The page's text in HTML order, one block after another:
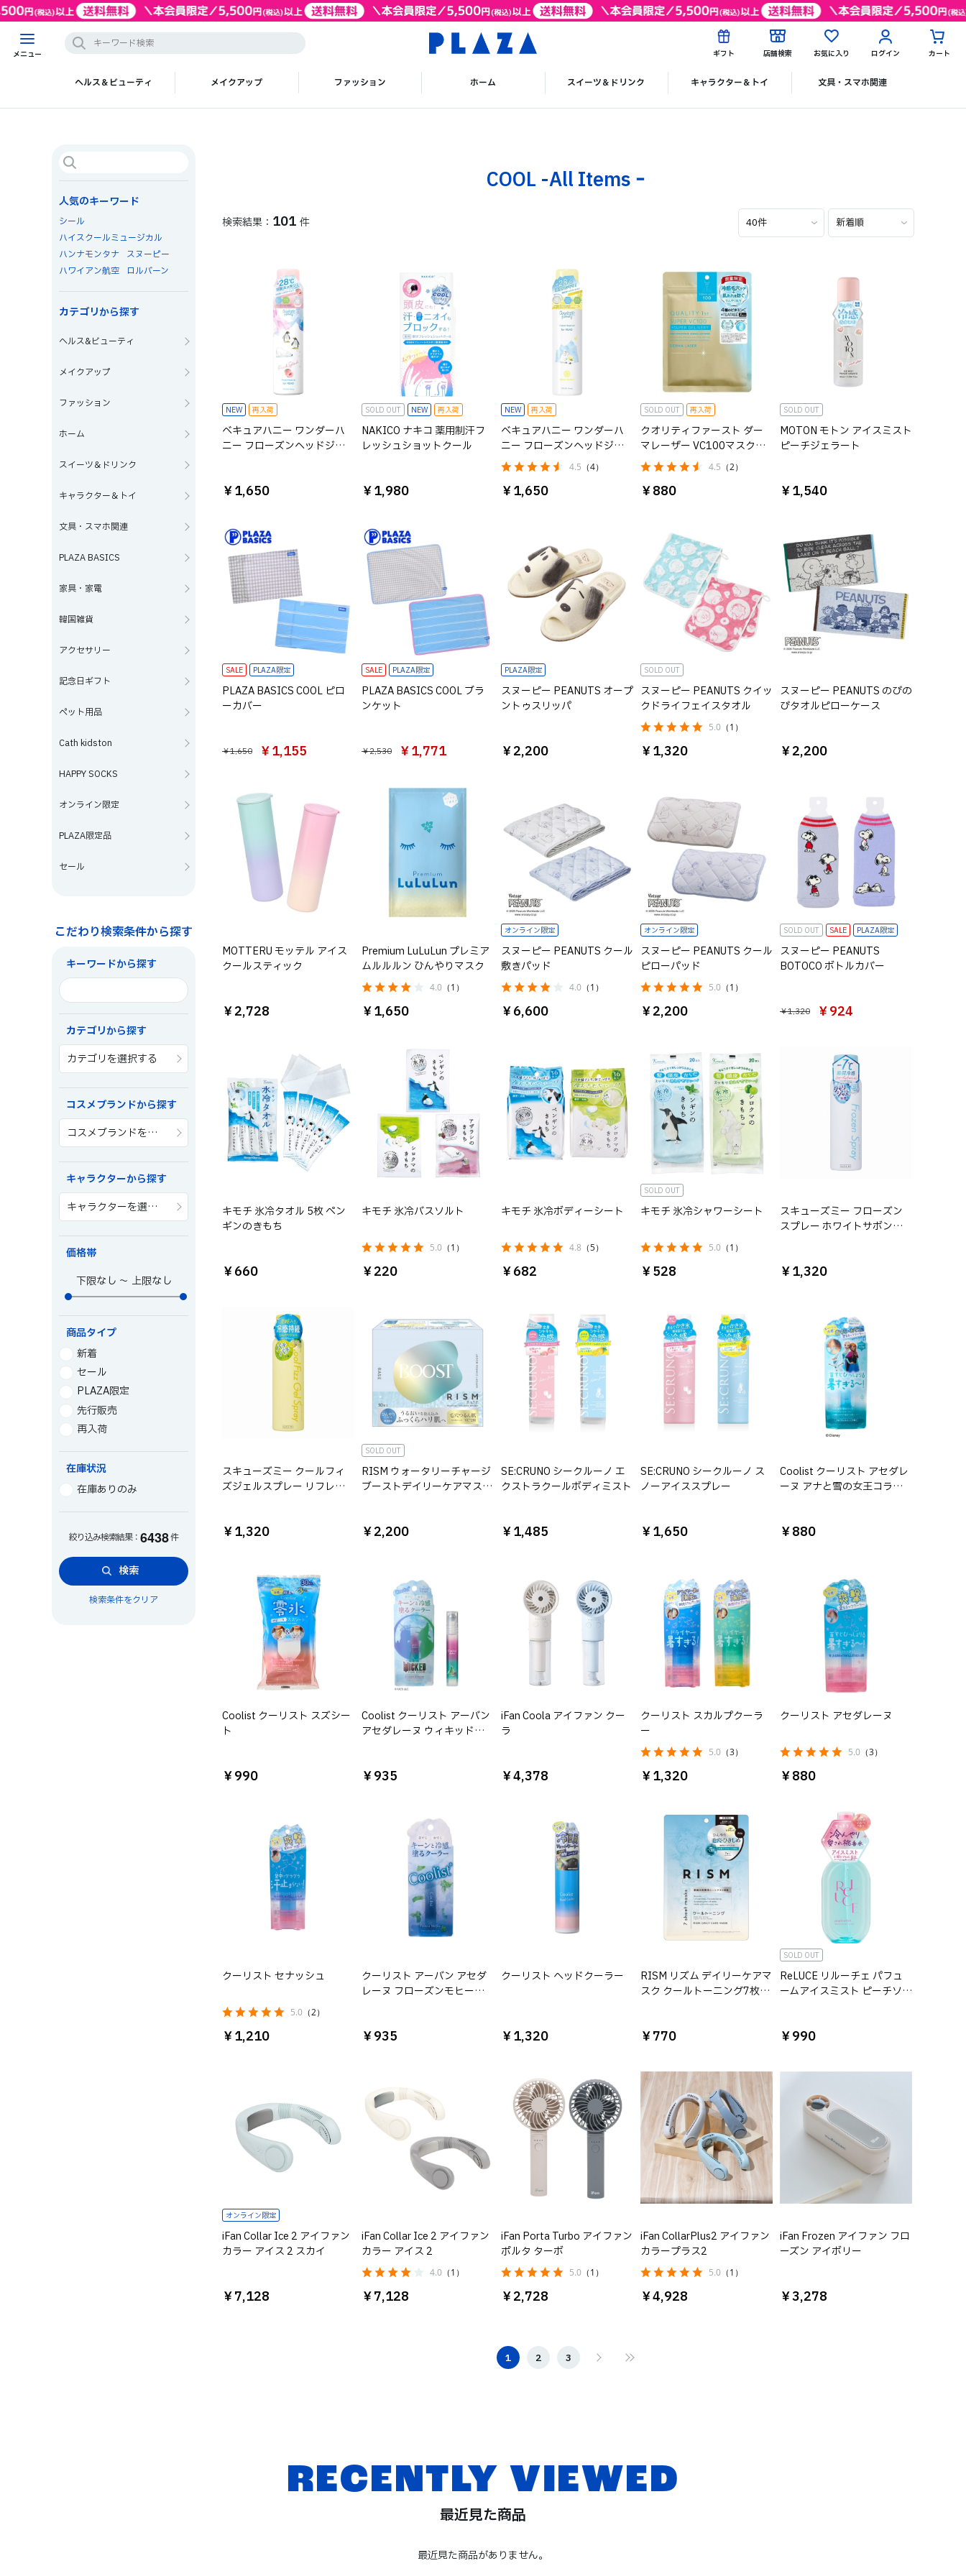
メニュー ギフト 店舗検索 お気に入り ログイン カート
ヘルス＆ビューティ メイクアップ ファッション ホーム スイーツ＆ドリンク キャラクター＆トイ 文具・スマホ関連
人気のキーワード
シール
ハイスクールミュージカル
ハンナモンタナ
スヌーピー
ハワイアン航空
ロルバーン
カテゴリから探す
ヘルス&ビューティ
メイクアップ
ファッション
ホーム
スイーツ＆ドリンク
キャラクター＆トイ
文具・スマホ関連
PLAZA BASICS
家具・家電
韓国雑貨
アクセサリー
記念日ギフト
ペット用品
Cath kidston
HAPPY SOCKS
オンライン限定
PLAZA限定品
セール
こだわり検索条件から探す
キーワードから探す
カテゴリから探す
カテゴリを選択する
コスメブランドから探す
コスメブランドを選択する
キャラクターから探す
キャラクターを選択する
価格帯
～
商品タイプ
新着
セール
PLAZA限定
先行販売
再入荷
在庫状況
在庫ありのみ
絞り込み検索結果： 6438件
検索
検索条件をクリア
COOL -All Items‐
101 件
NEW 再入荷
ベキュアハニー ワンダーハ
ニー フローズンヘッドジェ
￥1,650
SOLD OUT NEW 再入荷
NAKICO ナキコ 薬用制汗フ
レッシュショットクール
￥1,980
NEW 再入荷
ベキュアハニー ワンダーハ
ニー フローズンヘッドジェ
ット シトラスソルベの香り
4.5 （4）
￥1,650
SOLD OUT 再入荷
クオリティファースト ダー
マレーザー VC100マスク
COOL
4.5 （2）
￥880
SOLD OUT
MOTON モトン アイスミスト
ピーチジェラート
￥1,540
SALE PLAZA限定
PLAZA BASICS COOL ピロ
ーカバー
￥1,650 ￥1,155
SALE PLAZA限定
PLAZA BASICS COOL ブラ
ンケット
￥2,530 ￥1,771
PLAZA限定
スヌーピー PEANUTS オープ
ントゥスリッパ
￥2,200
SOLD OUT
スヌーピー PEANUTS クイッ
クドライフェイスタオル
5.0 （1）
￥1,320
スヌーピー PEANUTS のびの
びタオルピローケース
￥2,200
MOTTERU モッテル アイス
クールスティック
￥2,728
Premium LuLuLun プレミア
ムルルルン ひんやりマスク
4.0 （1）
￥1,650
オンライン限定
スヌーピー PEANUTS クール
敷きパッド
4.0 （1）
￥6,600
オンライン限定
スヌーピー PEANUTS クール
ピローパッド
5.0 （1）
￥2,200
SOLD OUT SALE PLAZA限定
スヌーピー PEANUTS
BOTOCO ボトルカバー
￥1,320 ￥924
キモチ 氷冷タオル 5枚 ペン
ギンのきもち
￥660
キモチ 氷冷バスソルト
5.0 （1）
￥220
キモチ 氷冷ボディーシート
4.8 （5）
￥682
SOLD OUT
キモチ 氷冷シャワーシート
5.0 （1）
￥528
スキューズミー フローズン
スプレー ホワイトサボンの
￥1,320
スキューズミー クールフィ
ズジェルスプレー リフレッ
￥1,320
SOLD OUT
RISM ウォータリーチャージ
ブーストデイリーケアマスク
￥2,200
SE:CRUNO シークルーノ エ
クストラクールボディミスト
￥1,485
SE:CRUNO シークルーノ ス
ノーアイススプレー
￥1,650
Coolist クーリスト アセダレ
ーヌ アナと雪の女王コラボ
￥880
Coolist クーリスト スズシー
ト
￥990
Coolist クーリスト アーバン
アセダレーヌ ウィキッドコ
￥935
iFan Coola アイファン クー
ラ
￥4,378
クーリスト スカルプクーラ
ー
5.0 （3）
￥1,320
クーリスト アセダレーヌ
5.0 （3）
￥880
クーリスト セナッシュ
5.0 （2）
￥1,210
クーリスト アーバン アセダ
レーヌ フローズンモヒート
￥935
クーリスト ヘッドクーラー
￥1,320
RISM リズム デイリーケアマ
スク クールトーニング7枚入
￥770
SOLD OUT
ReLUCE リルーチェ パフュ
ームアイスミスト ピーチソ
￥990
オンライン限定
iFan Collar Ice 2 アイファン
カラー アイス 2 スカイ
￥7,128
iFan Collar Ice 2 アイファン
カラー アイス 2
4.0 （1）
￥7,128
iFan Porta Turbo アイファン
ポルタ ターボ
5.0 （1）
￥2,728
iFan CollarPlus2 アイファン
カラープラス2
5.0 （1）
￥4,928
iFan Frozen アイファン フロ
ーズン アイボリー
￥3,278
1 2 3
RECENTLY VIEWED
最近見た商品
最近見た商品がありません。